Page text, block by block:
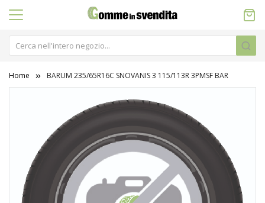
Home BARUM 235/65R16C SNOVANIS 3 115/113R 3PMSF BAR
immagini